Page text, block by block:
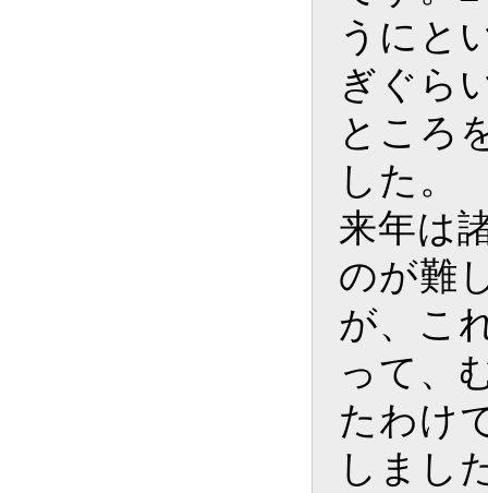
うにと
ぎぐら
ところ
した。
来年は
のが難
が、こ
って、
たわけ
しまし